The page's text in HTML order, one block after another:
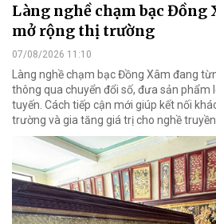
Làng nghề chạm bạc Đồng
mở rộng thị trường
07/08/2026 11:10
Làng nghề chạm bạc Đồng Xâm đang
thông qua chuyển đổi số, đưa sản phẩm
tuyến. Cách tiếp cận mới giúp kết nối
trường và gia tăng giá trị cho nghề truyền